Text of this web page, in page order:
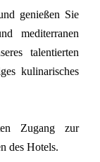
genießen Sie
mediterranen
talentierten
kulinarisches
Zugang zur
des Hotels.